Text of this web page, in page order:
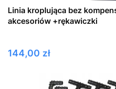
Linia kroplująca bez
akcesoriów +rękawiczki
Cena
144,00 zł